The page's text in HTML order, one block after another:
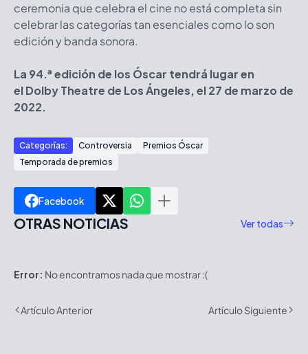
ceremonia que celebra el cine no está completa sin
celebrar las categorías tan esenciales como lo son
edición y banda sonora.
La 94.ª edición de los Óscar tendrá lugar en
el Dolby Theatre de Los Ángeles, el 27 de marzo de
2022.
Categorías: Controversia
Premios Óscar
Temporada de premios
Facebook
OTRAS NOTICIAS Ver todas
Error: No encontramos nada que mostrar :(
Artículo Anterior Artículo Siguiente